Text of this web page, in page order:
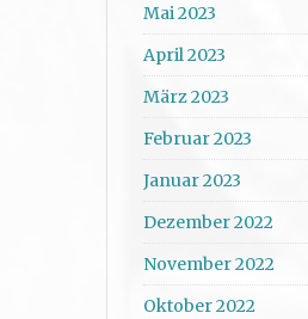
Mai 2023
April 2023
März 2023
Februar 2023
Januar 2023
Dezember 2022
November 2022
Oktober 2022